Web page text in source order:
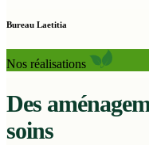
Bureau Laetitia
Nos réalisations
Des
soins